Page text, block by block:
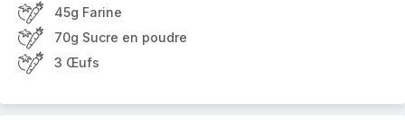
45g Farine
70g Sucre en poudre
3 Œufs